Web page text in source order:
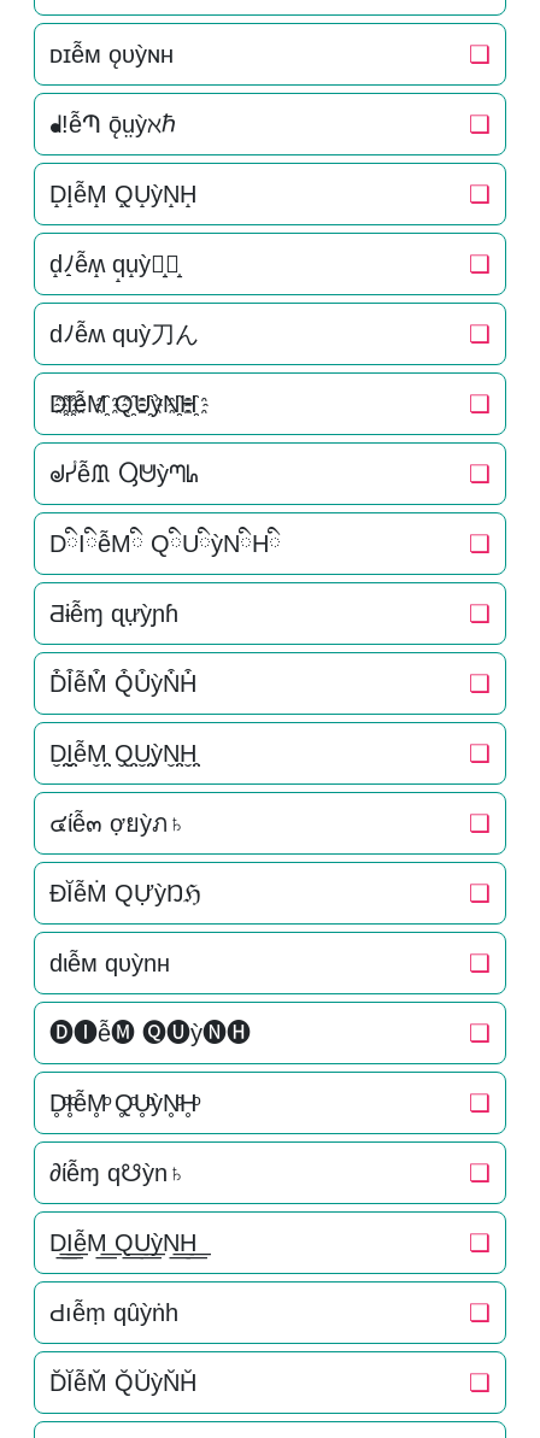
ᴅɪễᴍ ǫᴜỳɴʜ ❏
ᖱ!ễՊ ǭṳỳℵℏ ❏
D̝I̝ễM̝ Q̝U̝ỳN̝H̝ ❏
d̝ﾉ̝ễʍ̝ q̝u̝ỳ刀̝ん̝ ❏
dﾉễʍ quỳ刀ん ❏
D҈I҈ễM҈ Q҈U҈ỳN҈H҈ ❏
ᖙᓮễᙢ Ⴓᕰỳᘉᖺ ❏
DིIིễMི QིUིỳNིHི ❏
Ƌɨễɱ ɋựỳɲɦ ❏
D͒I͒ễM͒ Q͒U͒ỳN͒H͒ ❏
D̬̤̯I̬̤̯ễM̬̤̯ Q̬̤̯U̬̤̯ỳN̬̤̯H̬̤̯ ❏
๔ίễ๓ ợยỳภ♄ ❏
ĐĬễṀ QỰỳŊℌ ❏
dιễм qυỳnн ❏
🅓🅘ễ🅜 🅠🅤ỳ🅝🅗 ❏
D̥ͦI̥ͦễM̥ͦ Q̥ͦU̥ͦỳN̥ͦH̥ͦ ❏
∂ίễɱ q☋ỳn♄ ❏
D͟͟I͟͟ễM͟͟ Q͟͟U͟͟ỳN͟͟H͟͟ ❏
Ԁıễṃ qȗỳṅһ ❏
D̆ĬễM̆ Q̆ŬỳN̆H̆ ❏